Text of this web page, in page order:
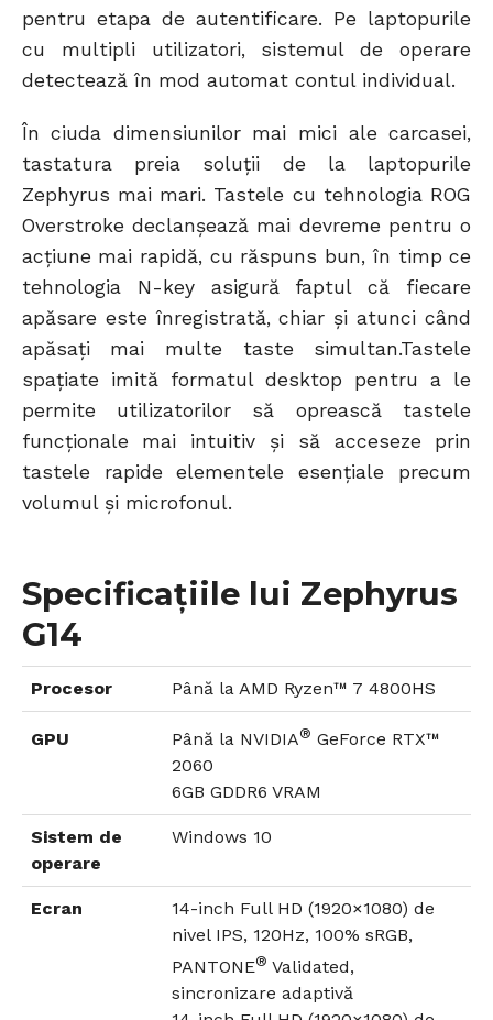
pentru etapa de autentificare. Pe laptopurile
cu multipli utilizatori, sistemul de operare
detectează în mod automat contul individual.
În ciuda dimensiunilor mai mici ale carcasei,
tastatura preia soluții de la laptopurile
Zephyrus mai mari. Tastele cu tehnologia ROG
Overstroke declanșează mai devreme pentru o
acțiune mai rapidă, cu răspuns bun, în timp ce
tehnologia N-key asigură faptul că fiecare
apăsare este înregistrată, chiar și atunci când
apăsați mai multe taste simultan.Tastele
spațiate imită formatul desktop pentru a le
permite utilizatorilor să oprească tastele
funcționale mai intuitiv și să acceseze prin
tastele rapide elementele esențiale precum
volumul și microfonul.
Specificațiile lui Zephyrus
G14
Procesor Până la AMD Ryzen™ 7 4800HS
GPU Până la NVIDIA® GeForce RTX™
2060
6GB GDDR6 VRAM
Sistem de
operare
Windows 10
Ecran
14-inch Full HD (1920×1080) de
nivel IPS, 120Hz, 100% sRGB,
PANTONE® Validated,
sincronizare adaptivă